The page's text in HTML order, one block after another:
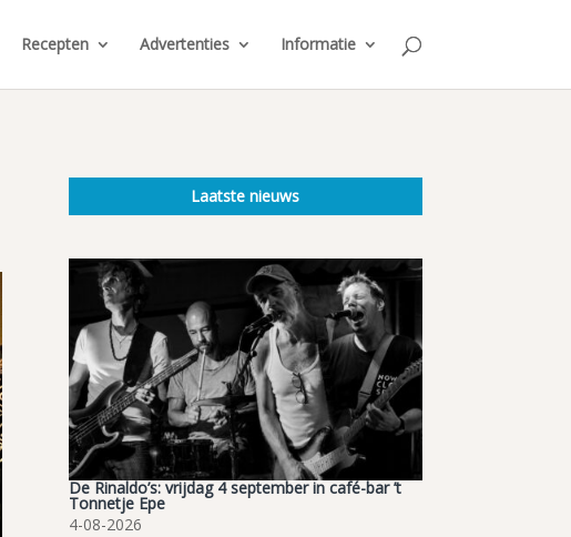
Recepten Advertenties Informatie
Laatste nieuws
De Rinaldo’s: vrijdag 4 september in café-bar ’t
Tonnetje Epe
4-08-2026